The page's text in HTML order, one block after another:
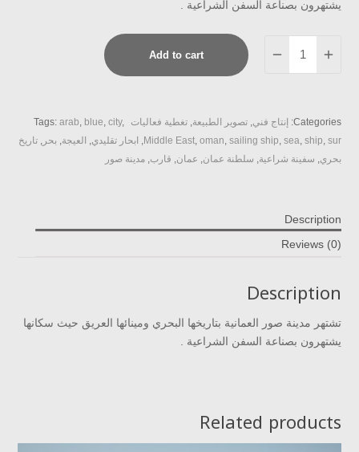
يشتهرون بصناعة السفن الشراعية .
Add to cart
Categories: إنتاج فني, تصوير الطبيعة, تغطية فعاليات Tags: arab, blue, city,
Middle East, oman, sailing ship, sea, ship, sur
, ابحار تقليدي, العيجة, بحر , تاريخ
بحري, سفينة شراعية, سلطنة عمان, عمان, قارب, مدينة صور
Description
Reviews (0)
Description
تشتهر مدينة صور العمانية بتاريخها البحري ومينائها العريق حيث سكانها
يشتهرون بصناعة السفن الشراعية .
Related products